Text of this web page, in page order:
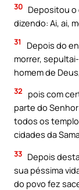
30 Depositou
dizendo: Ai, ai,
31
Depois do
morrer,
homem de
32
pois com
parte do
todos os
cidades da
33 Depois
sua péssima
do povo fez